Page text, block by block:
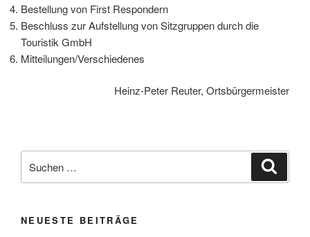
Bestellung von First Respondern
Beschluss zur Aufstellung von Sitzgruppen durch die
Touristik GmbH
Mitteilungen/Verschiedenes
Heinz-Peter Reuter, Ortsbürgermeister
nach:
NEUESTE BEITRÄGE